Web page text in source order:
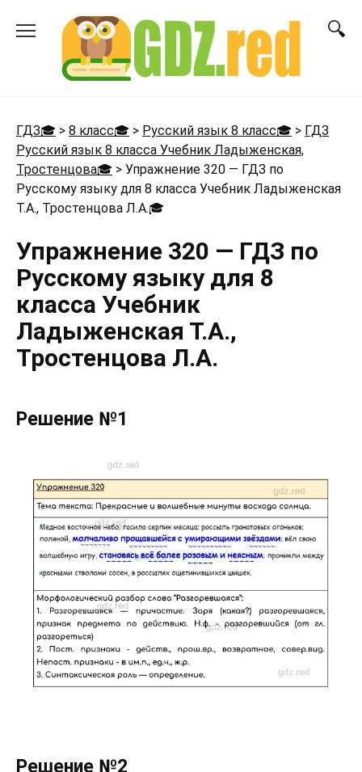
ГДЗ🎓 > 8 класс🎓 > Русский язык 8 класс🎓 > ГДЗ
Русский язык 8 класса Учебник Ладыженская,
Тростенцова🎓 > Упражнение 320 — ГДЗ по
Русскому языку для 8 класса Учебник Ладыженская
Т.А., Тростенцова Л.А.🎓
Упражнение 320 — ГДЗ по
Русскому языку для 8
класса Учебник
Ладыженская Т.А.,
Тростенцова Л.А.
Решение №1
Решение №2